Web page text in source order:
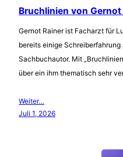
Bruchlinien von Gernot
Gernot Rainer ist Facharzt für
bereits einige
Sachbuchautor. Mit
über ein ihm thematisch sehr
Weiter…
Juli 1, 2026